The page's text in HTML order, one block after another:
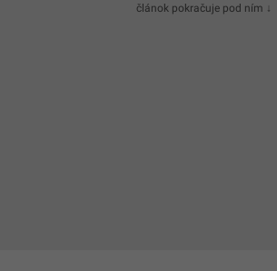
článok pokračuje pod ním ↓